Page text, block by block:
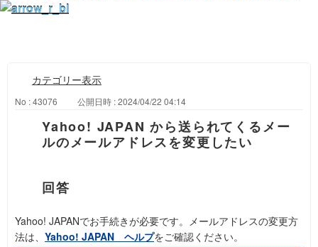
カテゴリー表示
No : 43076 公開日時 : 2024/04/22 04:14
Yahoo! JAPAN から送られてくるメー
ルのメールアドレスを変更したい
Yahoo! JAPANでお手続きが必要です。メールアドレスの変更方
法は、 Yahoo! JAPAN ヘルプをご確認ください。